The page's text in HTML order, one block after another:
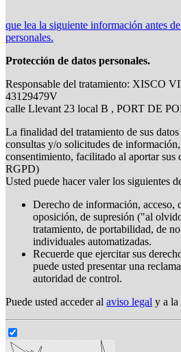
que lea la siguiente información antes
personales.
Protección de datos personales.
Responsable del tratamiento: XISCO
43129479V
calle Llevant 23 local B , PORT DE
La finalidad del tratamiento de sus datos
consultas y/o solicitudes de información,
consentimiento, facilitado al aportar sus
RGPD)
Usted puede hacer valer los siguientes
Derecho de información, acceso,
oposición, de supresión ("al
tratamiento, de portabilidad, de
individuales automatizadas.
Recuerde que ejercitar sus
puede usted presentar una
autoridad de control.
Puede usted acceder al aviso legal y a la